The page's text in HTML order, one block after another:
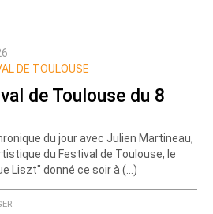
DE TOULOUSE
de Toulouse du 8
du jour avec Julien Martineau,
du Festival de Toulouse, le
Liszt" donné ce soir à (…)